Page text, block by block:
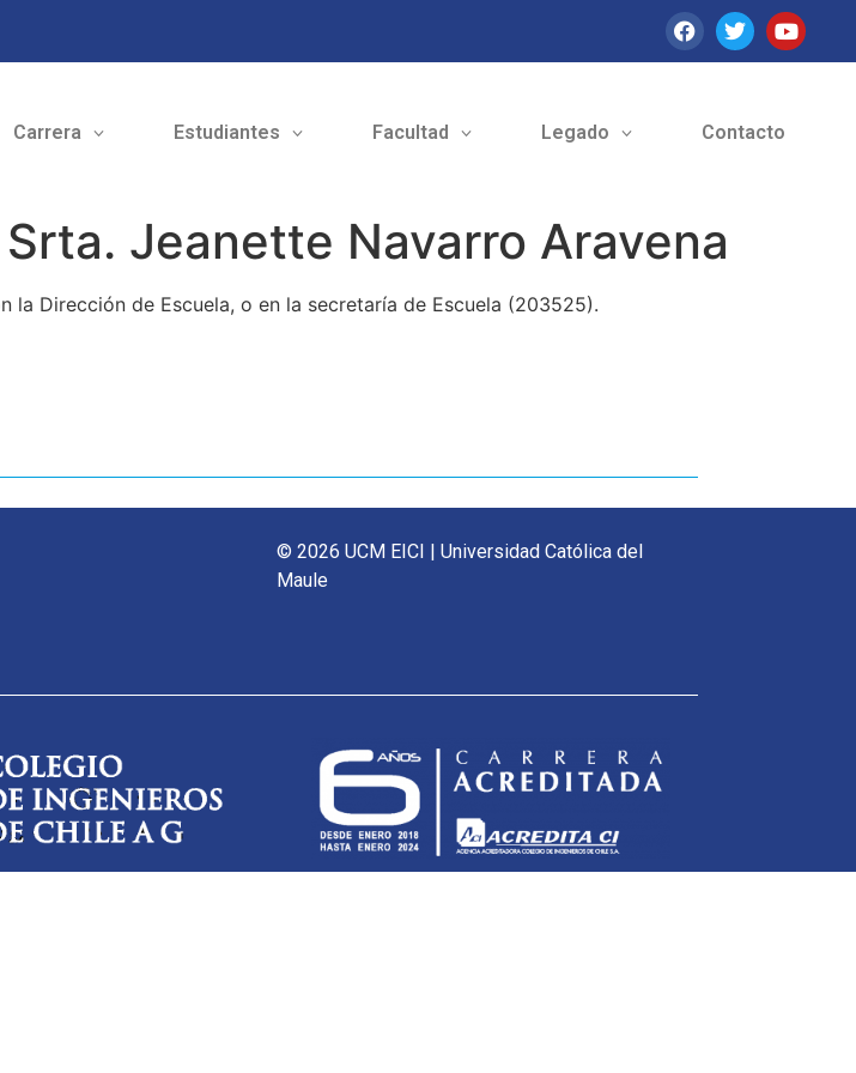
Carrera Estudiantes Facultad Legado Contacto
Jeanette Navarro Aravena
Dirección de Escuela, o en la secretaría de Escuela (203525).
© 2026 UCM EICI | Universidad Católica del
Maule